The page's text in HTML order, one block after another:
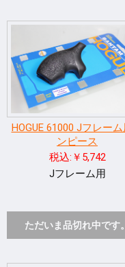
HOGUE 61000 Jフレー
ンピース
税込:￥5,742
Jフレーム用
ただいま品切れ中です。